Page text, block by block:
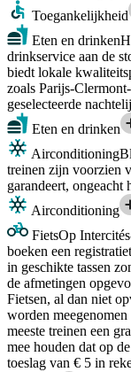
Toegankelijkheid
Eten en drinken
drinkservice aan de
biedt lokale
zoals Parijs-
geselecteerde
Eten en drinken
Airconditioning
treinen zijn voorzien
garandeert, ongeacht
Airconditioning
FietsOp
boeken een
in geschikte tassen
de afmetingen
Fietsen, al dan niet
worden
meeste treinen een
mee houden dat op
toeslag van € 5 in